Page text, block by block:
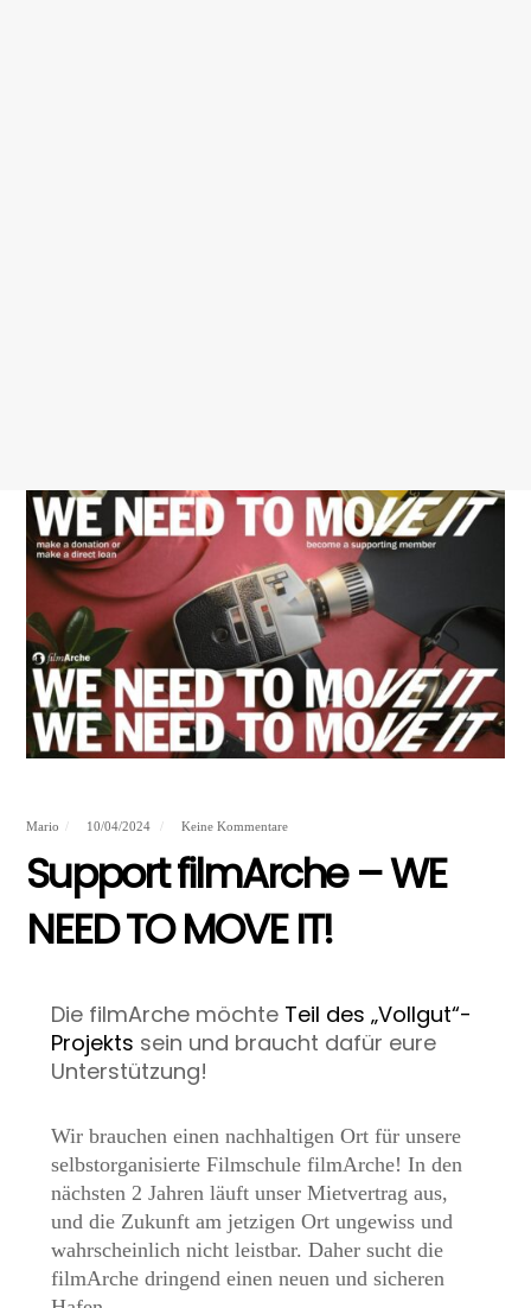
Mario 10/04/2024 Keine Kommentare
Support filmArche – WE
NEED TO MOVE IT!
Die filmArche möchte Teil des „Vollgut“-
Projekts sein und braucht dafür eure
Unterstützung!
Wir brauchen einen nachhaltigen Ort für unsere
selbstorganisierte Filmschule filmArche! In den
nächsten 2 Jahren läuft unser Mietvertrag aus,
und die Zukunft am jetzigen Ort ungewiss und
wahrscheinlich nicht leistbar. Daher sucht die
filmArche dringend einen neuen und sicheren